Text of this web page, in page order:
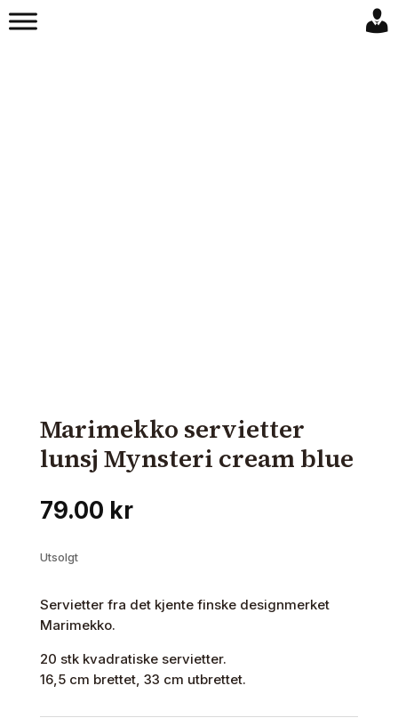
Marimekko servietter
lunsj Mynsteri cream blue
79.00 kr
Utsolgt
Servietter fra det kjente finske designmerket
Marimekko.
20 stk kvadratiske servietter.
16,5 cm brettet, 33 cm utbrettet.